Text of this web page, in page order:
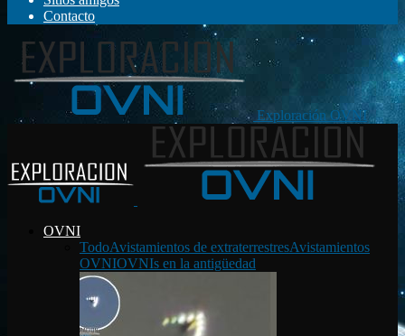
Contacto
Exploración OVNI
OVNI
TodoAvistamientos de extraterrestresAvistamientos
OVNIOVNIs en la antigüedad